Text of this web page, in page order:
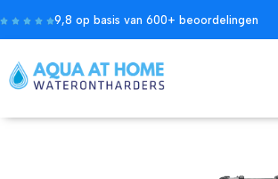
9,8 op basis van 600+ beoordelingen